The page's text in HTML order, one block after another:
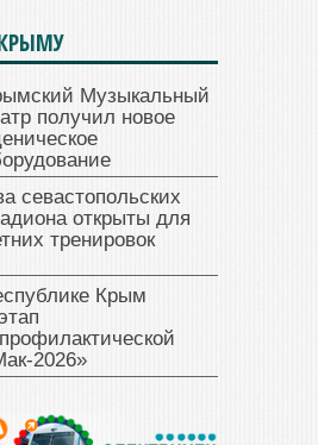
Музыкальный
получил новое
севастопольских
открыты для
тренировок
Крым